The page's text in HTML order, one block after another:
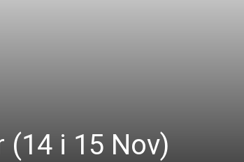
i 15 Nov)